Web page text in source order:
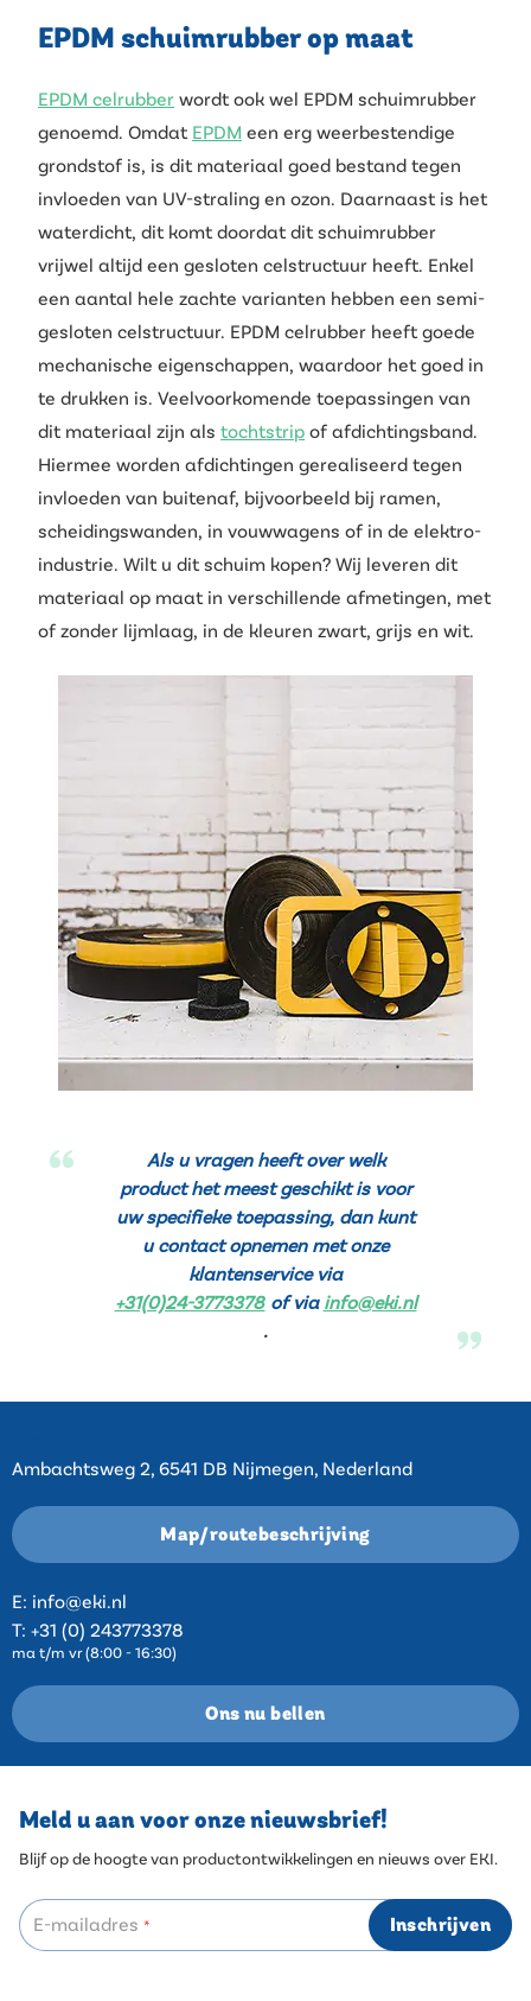
EPDM schuimrubber op maat
EPDM celrubber wordt ook wel EPDM schuimrubber
genoemd. Omdat EPDM een erg weerbestendige
grondstof is, is dit materiaal goed bestand tegen
invloeden van UV-straling en ozon. Daarnaast is het
waterdicht, dit komt doordat dit schuimrubber
vrijwel altijd een gesloten celstructuur heeft. Enkel
een aantal hele zachte varianten hebben een semi-
gesloten celstructuur. EPDM celrubber heeft goede
mechanische eigenschappen, waardoor het goed in
te drukken is. Veelvoorkomende toepassingen van
dit materiaal zijn als tochtstrip of afdichtingsband.
Hiermee worden afdichtingen gerealiseerd tegen
invloeden van buitenaf, bijvoorbeeld bij ramen,
scheidingswanden, in vouwwagens of in de elektro-
industrie. Wilt u dit schuim kopen? Wij leveren dit
materiaal op maat in verschillende afmetingen, met
of zonder lijmlaag, in de kleuren zwart, grijs en wit.
Als u vragen heeft over welk
product het meest geschikt is voor
uw specifieke toepassing, dan kunt
u contact opnemen met onze
klantenservice via
+31(0)24-3773378 of via info@eki.nl
.
Ambachtsweg 2, 6541 DB Nijmegen, Nederland
Map/routebeschrijving
E: info@eki.nl
T: +31 (0) 243773378
ma t/m vr (8:00 - 16:30)
Ons nu bellen
Meld u aan voor onze nieuwsbrief!
Blijf op de hoogte van productontwikkelingen en nieuws over EKI.
E-mailadres * Inschrijven